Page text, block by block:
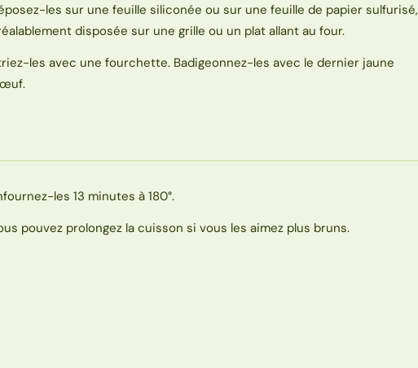
les sur une feuille siliconée ou sur une feuille de papier sulfurisé,
disposée sur une grille ou un plat allant au four.
les avec une fourchette. Badigeonnez-les avec le dernier jaune
les 13 minutes à 180°.
pouvez prolongez la cuisson si vous les aimez plus bruns.